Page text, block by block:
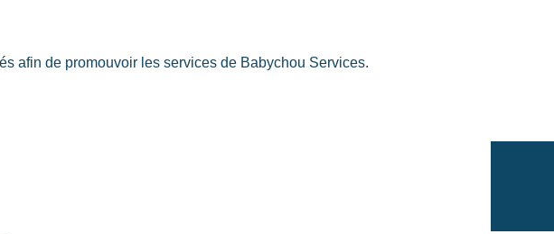
afin de promouvoir les services de Babychou Services.